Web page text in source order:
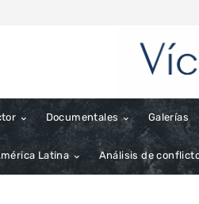
Documentales Galerías
Latina Análisis de